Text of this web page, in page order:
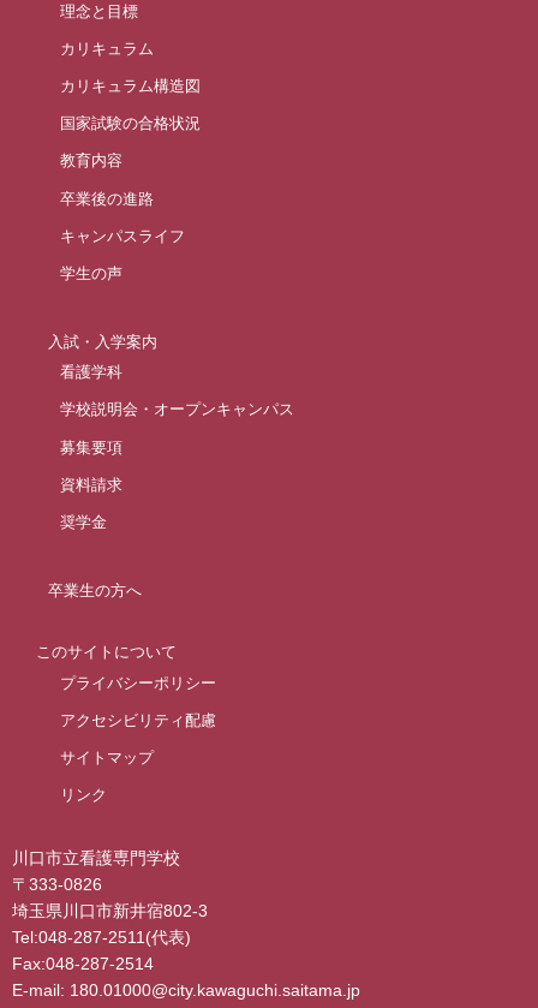
理念と目標
カリキュラム
カリキュラム構造図
国家試験の合格状況
教育内容
卒業後の進路
キャンパスライフ
学生の声
入試・入学案内
看護学科
学校説明会・オープンキャンパス
募集要項
資料請求
奨学金
卒業生の方へ
このサイトについて
プライバシーポリシー
アクセシビリティ配慮
サイトマップ
リンク
川口市立看護専門学校
〒333-0826
埼玉県川口市新井宿802-3
Tel:048-287-2511(代表)
Fax:048-287-2514
E-mail: 180.01000@city.kawaguchi.saitama.jp